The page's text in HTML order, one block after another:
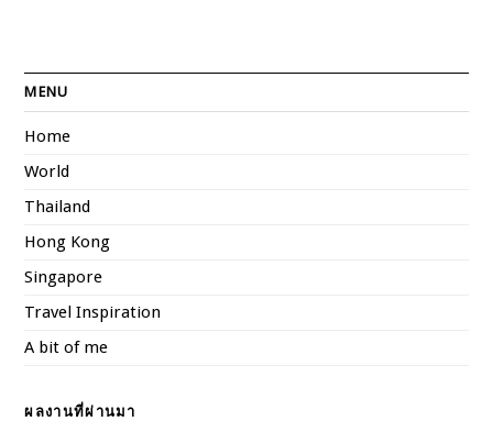
MENU
Home
World
Thailand
Hong Kong
Singapore
Travel Inspiration
A bit of me
ผลงานที่ผ่านมา